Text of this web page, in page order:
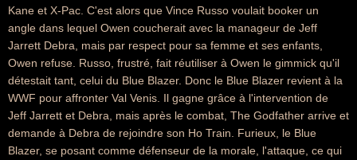
Kane et X-Pac. C'est alors que Vince Russo voulait booker un
angle dans lequel Owen coucherait avec la manageur de Jeff
Jarrett Debra, mais par respect pour sa femme et ses enfants,
Owen refuse. Russo, frustré, fait réutiliser à Owen le gimmick qu'il
détestait tant, celui du Blue Blazer. Donc le Blue Blazer revient à la
WWF pour affronter Val Venis. Il gagne grâce à l'intervention de
Jeff Jarrett et Debra, mais après le combat, The Godfather arrive et
demande à Debra de rejoindre son Ho Train. Furieux, le Blue
Blazer, se posant comme défenseur de la morale, l'attaque, ce qui